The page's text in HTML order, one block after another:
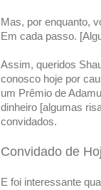
Mas, por enquanto,
Em cada passo.
Assim, queridos
conosco hoje por
um Prêmio de
dinheiro [algumas
convidados.
Convidado de
E foi interessante